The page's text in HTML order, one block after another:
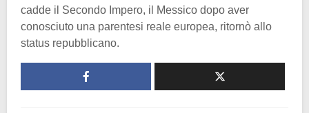
cadde il Secondo Impero, il Messico dopo aver
conosciuto una parentesi reale europea, ritornò allo
status repubblicano.